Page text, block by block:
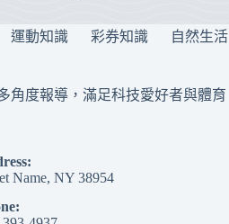
運動知識 彩券知識 自然生活
角度報導，滿足科技愛好者與體育
Name, NY 38954